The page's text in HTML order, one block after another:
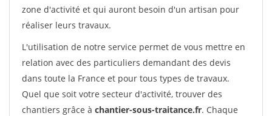
zone d'activité et qui auront besoin d'un artisan pour
réaliser leurs travaux.
L'utilisation de notre service permet de vous mettre en
relation avec des particuliers demandant des devis
dans toute la France et pour tous types de travaux.
Quel que soit votre secteur d'activité, trouver des
chantiers grâce à chantier-sous-traitance.fr. Chaque